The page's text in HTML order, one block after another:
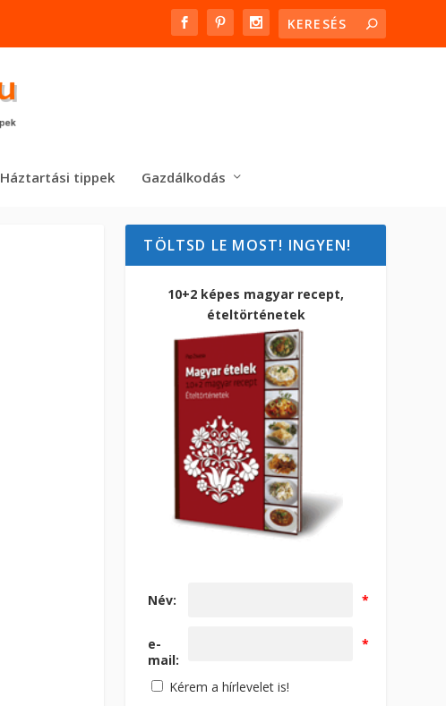
Háztartási tippek Gazdálkodás
TÖLTSD LE MOST! INGYEN!
10+2 képes magyar recept,
ételtörténetek
Név: *
e-
mail:
*
Kérem a hírlevelet is!